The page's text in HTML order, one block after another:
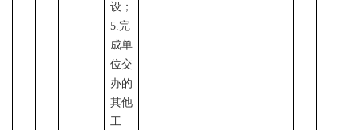
设；
5.完
成单
位交
办的
其他
工